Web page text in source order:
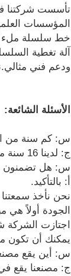
خط سلسلة ملء
آلة تغطية
ودعم فني
الأسئلة الشائعة:
س: كم سنة من
ج: لدينا 16 سنة من الخبرة في تصنيع آلات وتجهيزات التعبئة والتغليف.
س: هل تضمنون
أ: بالتأكيد.
نحن نأخذ
الجودة أولاً هي
اجتازت الشركة
يمكنك أن تكون
س: أين يقع